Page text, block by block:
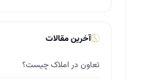
آخرین مقالات
تعاون در املاک چیست؟